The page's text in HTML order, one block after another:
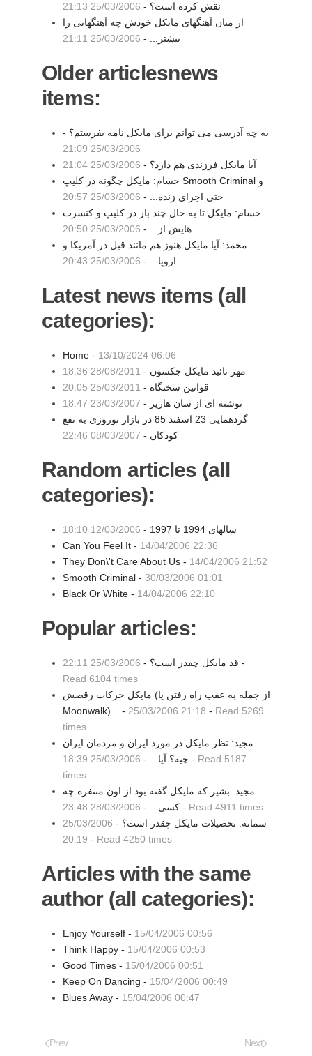
نقش كرده است؟ - 25/03/2006 21:13
از ميان آهنگهای مايكل خودش چه آهنگهايی را
بيشتر... - 25/03/2006 21:11
Older articlesnews
items:
به چه آدرسی می توانم برای مايكل نامه بفرستم؟ -
25/03/2006 21:09
آيا مايكل فرزندی هم دارد؟ - 25/03/2006 21:04
حسام: مايكل چگونه در كليپ Smooth Criminal و
حتي اجراي زنده... - 25/03/2006 20:57
حسام: مايكل تا به حال چند بار در كليپ و كنسرت
هايش از... - 25/03/2006 20:50
محمد: آیا مایکل هنوز هم مانند قبل در آمریکا و
اروپا... - 25/03/2006 20:43
Latest news items (all
categories):
Home - 13/10/2024 06:06
مهر تائید مایکل جکسون - 28/08/2011 18:36
قوانین سخنگاه - 25/03/2011 20:05
نوشته ای از سان هارپر - 23/03/2007 18:47
گردهمایی 23 اسفند 85 در بازار نوروزی به نفع
کودکان - 08/03/2007 22:46
Random articles (all
categories):
سالهای 1994 تا 1997 -
12/03/2006 18:10
Can You Feel It - 14/04/2006 22:36
They Don\'t Care About Us - 14/04/2006 21:52
Smooth Criminal - 30/03/2006 01:01
Black Or White - 14/04/2006 22:10
Popular articles:
قد مايكل چقدر است؟ - 25/03/2006 22:11
-
Read 6104 times
مايكل حركات رقصش (از جمله به عقب راه رفتن يا
Moonwalk)... - 25/03/2006 21:18 - Read 5269
times
مجيد: نظر مايكل در مورد ايران و مردمان ايران
چيه؟ آيا... - 25/03/2006 18:39 - Read 5187
times
مجید: بشیر که مایکل گفته بود از اون متنفره چه
کسی... - 28/03/2006 23:48 - Read 4911 times
سمانه: تحصيلات مايكل چقدر است؟ - 25/03/2006
20:19 - Read 4250 times
Articles with the same
author (all categories):
Enjoy Yourself - 15/04/2006 00:56
Think Happy - 15/04/2006 00:53
Good Times - 15/04/2006 00:51
Keep On Dancing - 15/04/2006 00:49
Blues Away - 15/04/2006 00:47
Prev Next